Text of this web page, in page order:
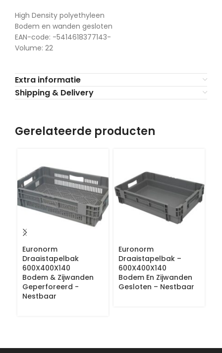
High Density polyethyleen
Bodem en wanden gesloten
EAN-code: -5414618377143-
Volume: 22
Extra informatie
Shipping & Delivery
Gerelateerde producten
Euronorm
Draaistapelbak
600X400X140
Bodem & Zijwanden
Geperforeerd -
Nestbaar
Euronorm
Draaistapelbak –
600X400X140
Bodem En Zijwanden
Gesloten – Nestbaar